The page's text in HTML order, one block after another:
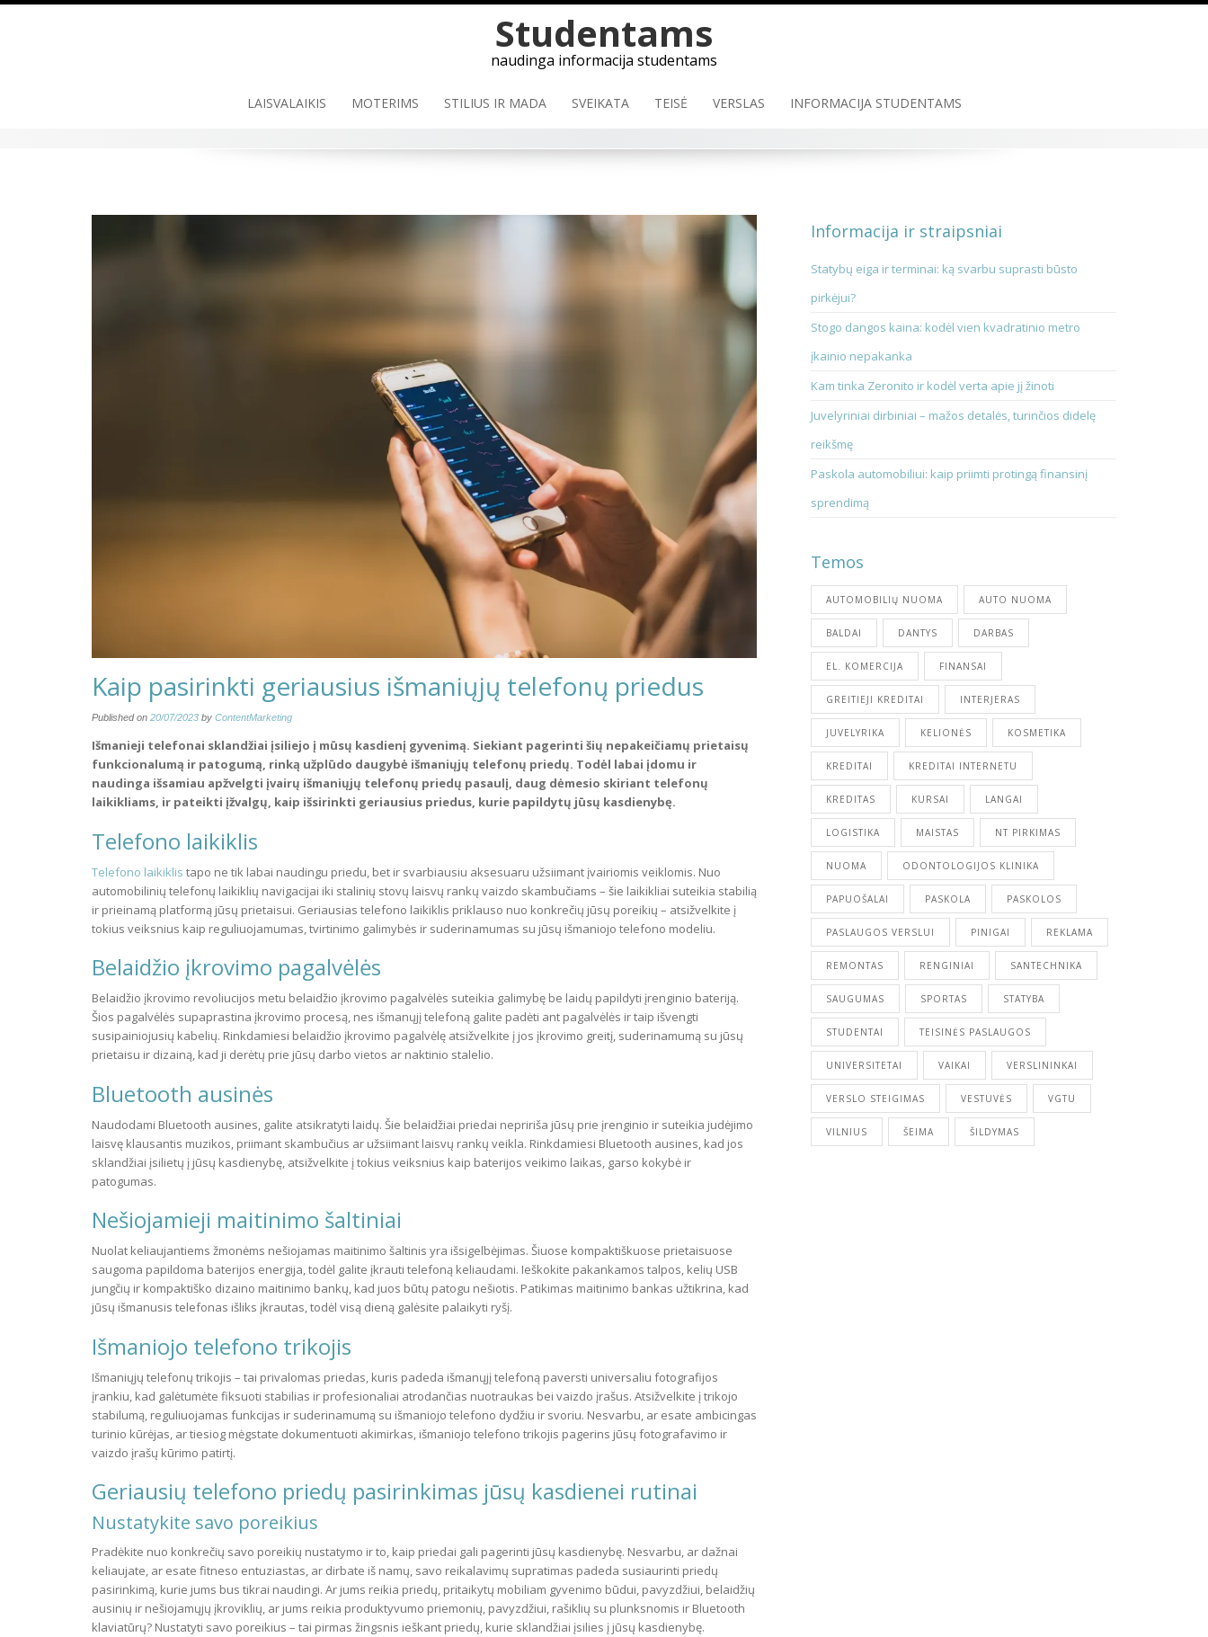
Studentams
naudinga informacija studentams
LAISVALAIKIS MOTERIMS STILIUS IR MADA SVEIKATA TEISĖ VERSLAS INFORMACIJA STUDENTAMS
Kaip pasirinkti geriausius išmaniųjų telefonų priedus
Published on 20/07/2023 by ContentMarketing
Išmanieji telefonai sklandžiai įsiliejo į mūsų kasdienį gyvenimą. Siekiant pagerinti šių nepakeičiamų prietaisų
funkcionalumą ir patogumą, rinką užplūdo daugybė išmaniųjų telefonų priedų. Todėl labai įdomu ir
naudinga išsamiau apžvelgti įvairų išmaniųjų telefonų priedų pasaulį, daug dėmesio skiriant telefonų
laikikliams, ir pateikti įžvalgų, kaip išsirinkti geriausius priedus, kurie papildytų jūsų kasdienybę.
Telefono laikiklis
Telefono laikiklis tapo ne tik labai naudingu priedu, bet ir svarbiausiu aksesuaru užsiimant įvairiomis veiklomis. Nuo
automobilinių telefonų laikiklių navigacijai iki stalinių stovų laisvų rankų vaizdo skambučiams – šie laikikliai suteikia stabilią
ir prieinamą platformą jūsų prietaisui. Geriausias telefono laikiklis priklauso nuo konkrečių jūsų poreikių – atsižvelkite į
tokius veiksnius kaip reguliuojamumas, tvirtinimo galimybės ir suderinamumas su jūsų išmaniojo telefono modeliu.
Belaidžio įkrovimo pagalvėlės
Belaidžio įkrovimo revoliucijos metu belaidžio įkrovimo pagalvėlės suteikia galimybę be laidų papildyti įrenginio bateriją.
Šios pagalvėlės supaprastina įkrovimo procesą, nes išmanųjį telefoną galite padėti ant pagalvėlės ir taip išvengti
susipainiojusių kabelių. Rinkdamiesi belaidžio įkrovimo pagalvėlę atsižvelkite į jos įkrovimo greitį, suderinamumą su jūsų
prietaisu ir dizainą, kad ji derėtų prie jūsų darbo vietos ar naktinio stalelio.
Bluetooth ausinės
Naudodami Bluetooth ausines, galite atsikratyti laidų. Šie belaidžiai priedai nepririša jūsų prie įrenginio ir suteikia judėjimo
laisvę klausantis muzikos, priimant skambučius ar užsiimant laisvų rankų veikla. Rinkdamiesi Bluetooth ausines, kad jos
sklandžiai įsilietų į jūsų kasdienybę, atsižvelkite į tokius veiksnius kaip baterijos veikimo laikas, garso kokybė ir
patogumas.
Nešiojamieji maitinimo šaltiniai
Nuolat keliaujantiems žmonėms nešiojamas maitinimo šaltinis yra išsigelbėjimas. Šiuose kompaktiškuose prietaisuose
saugoma papildoma baterijos energija, todėl galite įkrauti telefoną keliaudami. Ieškokite pakankamos talpos, kelių USB
jungčių ir kompaktiško dizaino maitinimo bankų, kad juos būtų patogu nešiotis. Patikimas maitinimo bankas užtikrina, kad
jūsų išmanusis telefonas išliks įkrautas, todėl visą dieną galėsite palaikyti ryšį.
Išmaniojo telefono trikojis
Išmaniųjų telefonų trikojis – tai privalomas priedas, kuris padeda išmanųjį telefoną paversti universaliu fotografijos
įrankiu, kad galėtumėte fiksuoti stabilias ir profesionaliai atrodančias nuotraukas bei vaizdo įrašus. Atsižvelkite į trikojo
stabilumą, reguliuojamas funkcijas ir suderinamumą su išmaniojo telefono dydžiu ir svoriu. Nesvarbu, ar esate ambicingas
turinio kūrėjas, ar tiesiog mėgstate dokumentuoti akimirkas, išmaniojo telefono trikojis pagerins jūsų fotografavimo ir
vaizdo įrašų kūrimo patirtį.
Geriausių telefono priedų pasirinkimas jūsų kasdienei rutinai
Nustatykite savo poreikius
Pradėkite nuo konkrečių savo poreikių nustatymo ir to, kaip priedai gali pagerinti jūsų kasdienybę. Nesvarbu, ar dažnai
keliaujate, ar esate fitneso entuziastas, ar dirbate iš namų, savo reikalavimų supratimas padeda susiaurinti priedų
pasirinkimą, kurie jums bus tikrai naudingi. Ar jums reikia priedų, pritaikytų mobiliam gyvenimo būdui, pavyzdžiui, belaidžių
ausinių ir nešiojamųjų įkroviklių, ar jums reikia produktyvumo priemonių, pavyzdžiui, rašiklių su plunksnomis ir Bluetooth
klaviatūrų? Nustatyti savo poreikius – tai pirmas žingsnis ieškant priedų, kurie sklandžiai įsilies į jūsų kasdienybę.
Informacija ir straipsniai
Statybų eiga ir terminai: ką svarbu suprasti būsto
pirkėjui?
Stogo dangos kaina: kodėl vien kvadratinio metro
įkainio nepakanka
Kam tinka Zeronito ir kodėl verta apie jį žinoti
Juvelyriniai dirbiniai – mažos detalės, turinčios didelę
reikšmę
Paskola automobiliui: kaip priimti protingą finansinį
sprendimą
Temos
AUTOMOBILIŲ NUOMA AUTO NUOMA
BALDAI DANTYS DARBAS
EL. KOMERCIJA FINANSAI
GREITIEJI KREDITAI INTERJERAS
JUVELYRIKA KELIONĖS KOSMETIKA
KREDITAI KREDITAI INTERNETU
KREDITAS KURSAI LANGAI
LOGISTIKA MAISTAS NT PIRKIMAS
NUOMA ODONTOLOGIJOS KLINIKA
PAPUOŠALAI PASKOLA PASKOLOS
PASLAUGOS VERSLUI PINIGAI REKLAMA
REMONTAS RENGINIAI SANTECHNIKA
SAUGUMAS SPORTAS STATYBA
STUDENTAI TEISINĖS PASLAUGOS
UNIVERSITETAI VAIKAI VERSLININKAI
VERSLO STEIGIMAS VESTUVĖS VGTU
VILNIUS ŠEIMA ŠILDYMAS